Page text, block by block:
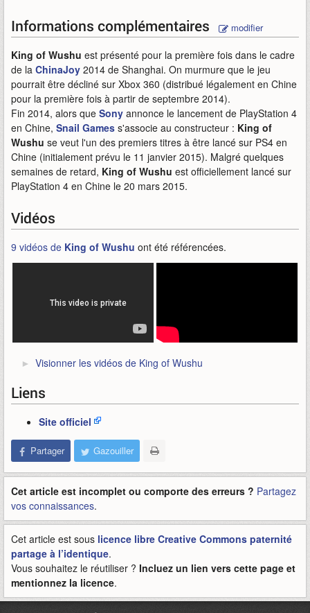
Informations complémentaires modifier
King of Wushu est présenté pour la première fois dans le cadre
de la ChinaJoy 2014 de Shanghai. On murmure que le jeu
pourrait être décliné sur Xbox 360 (distribué légalement en Chine
pour la première fois à partir de septembre 2014).
Fin 2014, alors que Sony annonce le lancement de PlayStation 4
en Chine, Snail Games s'associe au constructeur : King of
Wushu se veut l'un des premiers titres à être lancé sur PS4 en
Chine (initialement prévu le 11 janvier 2015). Malgré quelques
semaines de retard, King of Wushu est officiellement lancé sur
PlayStation 4 en Chine le 20 mars 2015.
Vidéos
9 vidéos de King of Wushu ont été référencées.
Visionner les vidéos de King of Wushu
Liens
Site officiel
Partager Gazouiller
Cet article est incomplet ou comporte des erreurs ? Partagez
vos connaissances.
Cet article est sous licence libre Creative Commons paternité
partage à l’identique.
Vous souhaitez le réutiliser ? Incluez un lien vers cette page et
mentionnez la licence.